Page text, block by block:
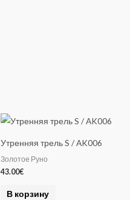
Утренняя трель S / AK006
Золотое Руно
43.00€
В корзину